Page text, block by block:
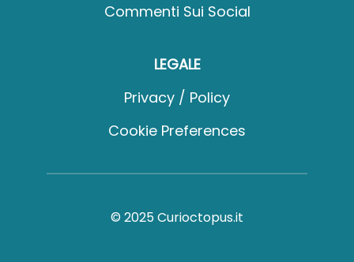
Commenti Sui Social
LEGALE
Privacy / Policy
Cookie Preferences
© 2025 Curioctopus.it